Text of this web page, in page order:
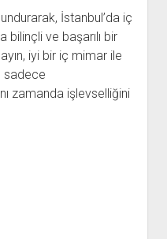
İstanbul’da iç
bilinçli ve başarılı bir
iyi bir iç mimar ile
sadece
zamanda işlevselliğini